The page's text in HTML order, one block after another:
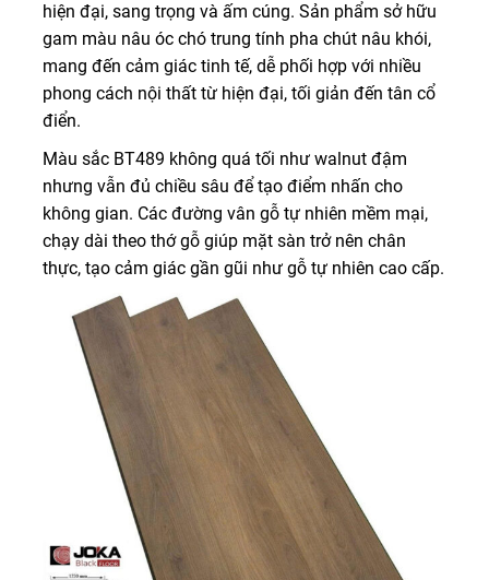
hiện đại, sang trọng và ấm cúng. Sản phẩm sở hữu
gam màu nâu óc chó trung tính pha chút nâu khói,
mang đến cảm giác tinh tế, dễ phối hợp với nhiều
phong cách nội thất từ hiện đại, tối giản đến tân cổ
điển.
Màu sắc BT489 không quá tối như walnut đậm
nhưng vẫn đủ chiều sâu để tạo điểm nhấn cho
không gian. Các đường vân gỗ tự nhiên mềm mại,
chạy dài theo thớ gỗ giúp mặt sàn trở nên chân
thực, tạo cảm giác gần gũi như gỗ tự nhiên cao cấp.